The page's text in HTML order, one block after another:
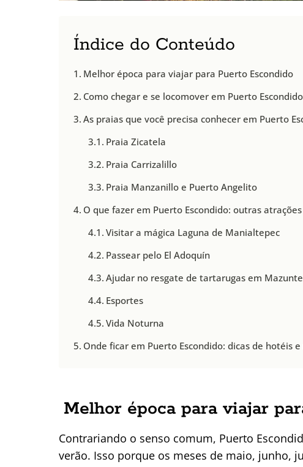
Índice do Conteúdo
Melhor época para viajar para Puerto Escondido
Como chegar e se locomover em Puerto Escondido
As praias que você precisa conhecer em Puerto
Praia Zicatela
Praia Carrizalillo
Praia Manzanillo e Puerto Angelito
O que fazer em Puerto Escondido: outras atrações
Visitar a mágica Laguna de Manialtepec
Passear pelo El Adoquín
Ajudar no resgate de tartarugas em Mazunte
Esportes
Vida Noturna
Onde ficar em Puerto Escondido: dicas de hotéis
Melhor época para viajar
Contrariando o senso comum, Puerto
verão. Isso porque os meses de maio, junho,